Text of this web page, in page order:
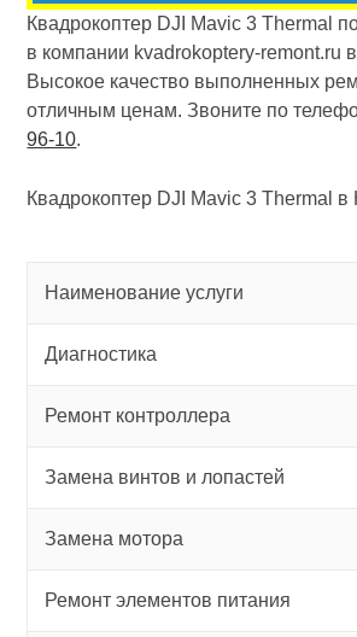
Квадрокоптер DJI Mavic 3 Thermal
в компании kvadrokoptery-remont.ru
Высокое качество выполненных
отличным ценам. Звоните по
96-10.
Квадрокоптер DJI Mavic 3 Thermal в
Наименование услуги
Диагностика
Ремонт контроллера
Замена винтов и лопастей
Замена мотора
Ремонт элементов питания